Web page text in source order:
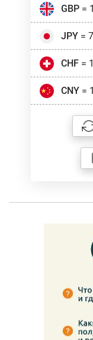
GBP=
JPY=
CHF=
CNY=